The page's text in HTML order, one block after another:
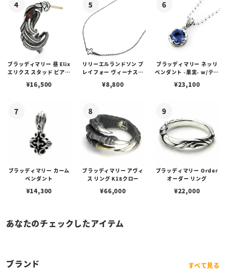
ブラッディマリー 昼 Elix
エリクス スタッド ピアス
¥16,500
リリーエルランドソン プ
レイフォー ヴィーナスチ
¥8,800
ブラッディマリー ネッリ
ペンダント -果実- w/ティ
¥23,100
ブラッディマリー カーム
ペンダント
¥14,300
ブラッディマリー アヴィ
ス リング K18クロー
¥66,000
ブラッディマリー Order
オーダー リング
¥22,000
あなたのチェックしたアイテム
ブランド すべて見る